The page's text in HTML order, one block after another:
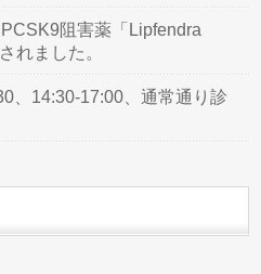
阻害薬「Lipfendra
れました。
、14:30-17:00、通常通り診